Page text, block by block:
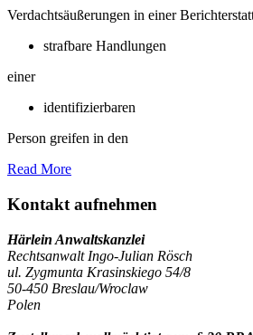
Verdachtsäußerungen in einer
strafbare Handlungen
einer
identifizierbaren
Person greifen in den
Read More
Kontakt aufnehmen
Härlein Anwaltskanzlei
Rechtsanwalt Ingo-Julian Rösch
ul. Zygmunta Krasinskiego 54/8
50-450 Breslau/Wroclaw
Polen